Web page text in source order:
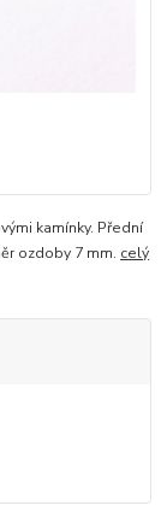
kamínky. Přední
ozdoby 7 mm. celý